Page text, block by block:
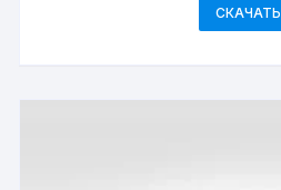
СКАЧАТЬ